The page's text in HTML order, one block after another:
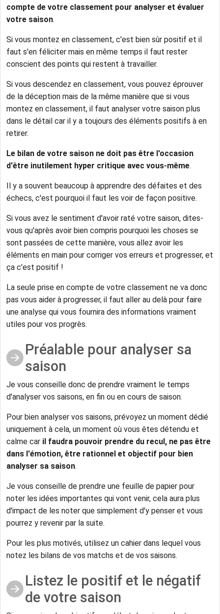
compte de votre classement pour analyser et évaluer
votre saison.
Si vous montez en classement, c'est bien sûr positif et il
faut s'en féliciter mais en même temps il faut rester
conscient des points qui restent à travailler.
Si vous descendez en classement, vous pouvez éprouver
de la déception mais de la même manière que si vous
montez en classement, il faut analyser votre saison plus
dans le détail car il y a toujours des éléments positifs à en
retirer.
Le bilan de votre saison ne doit pas être l'occasion
d'être inutilement hyper critique avec vous-même.
Il y a souvent beaucoup à apprendre des défaites et des
échecs, c'est pourquoi il faut les voir de façon positive.
Si vous avez le sentiment d'avoir raté votre saison, dites-
vous qu'après avoir bien compris pourquoi les choses se
sont passées de cette manière, vous allez avoir les
éléments en main pour corriger vos erreurs et progresser, et
ça c'est positif !
La seule prise en compte de votre classement ne va donc
pas vous aider à progresser, il faut aller au delà pour faire
une analyse qui vous fournira des informations vraiment
utiles pour vos progrès.
Préalable pour analyser sa
saison
Je vous conseille donc de prendre vraiment le temps
d'analyser vos saisons, en fin ou en cours de saison.
Pour bien analyser vos saisons, prévoyez un moment dédié
uniquement à cela, un moment où vous êtes détendu et
calme car il faudra pouvoir prendre du recul, ne pas être
dans l'émotion, être rationnel et objectif pour bien
analyser sa saison.
Je vous conseille de prendre une feuille de papier pour
noter les idées importantes qui vont venir, cela aura plus
d'impact de les noter que simplement d'y penser et vous
pourrez y revenir par la suite.
Pour les plus motivés, utilisez un cahier dans lequel vous
notez les bilans de vos matchs et de vos saisons.
Listez le positif et le négatif
de votre saison